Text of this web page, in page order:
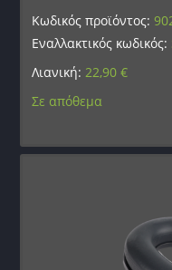
Κωδικός προϊόντος:
Εναλλακτικός κωδικός:
Λιανική:22,90€
Σε απόθεμα